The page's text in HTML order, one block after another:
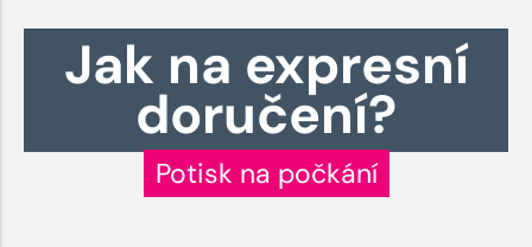
Jak na expresní
doručení?
Potisk na počkání